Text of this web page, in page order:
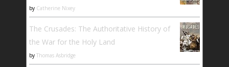
by Catherine Nixey
The Crusades: The Authoritative History of
the War for the Holy Land
by Thomas Asbridge